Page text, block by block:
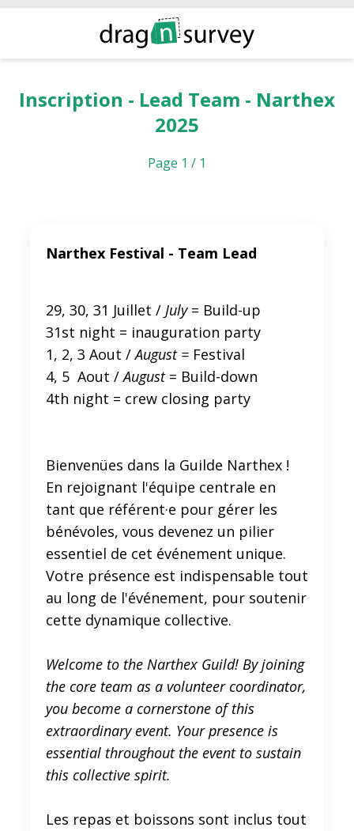
Inscription - Lead Team - Narthex
2025
Page 1 / 1
Narthex Festival - Team Lead
29, 30, 31 Juillet / July= Build-up
31st night = inauguration party
1, 2, 3 Aout /August = Festival
4, 5 Aout /August= Build-down
4th night = crew closing party
Bienvenües dans la Guilde Narthex !
En rejoignant l'équipe centrale en
tant que référent·e pour gérer les
bénévoles, vous devenez un pilier
essentiel de cet événement unique.
Votre présence est indispensable tout
au long de l'événement, pour soutenir
cette dynamique collective.
Welcome to the Narthex Guild! By joining
the core team as a volunteer coordinator,
you become a cornerstone of this
extraordinary event. Your presence is
essential throughout the event to sustain
this collective spirit.
Les repas et boissons sont inclus tout